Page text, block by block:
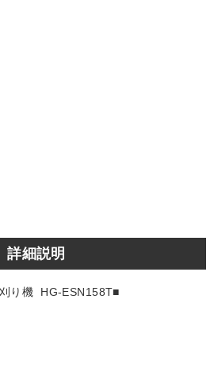
詳細説明
り機 HG-ESN158T■